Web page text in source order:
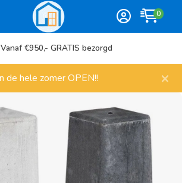
0
Vanaf €950,- GRATIS bezorgd
de hele zomer OPEN!! ×